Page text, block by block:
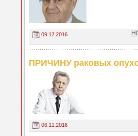
09.12.2016
ПРИЧИНУ раковых
06.11.2016